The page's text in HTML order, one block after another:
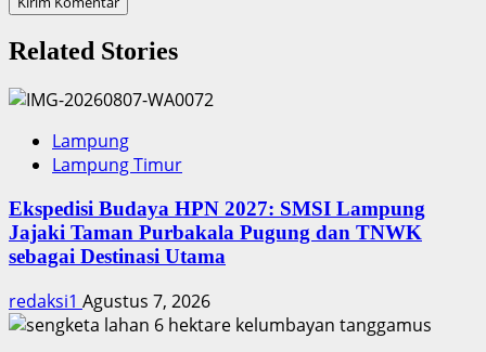
Related Stories
Lampung
Lampung Timur
Ekspedisi Budaya HPN 2027: SMSI Lampung
Jajaki Taman Purbakala Pugung dan TNWK
sebagai Destinasi Utama
redaksi1 Agustus 7, 2026